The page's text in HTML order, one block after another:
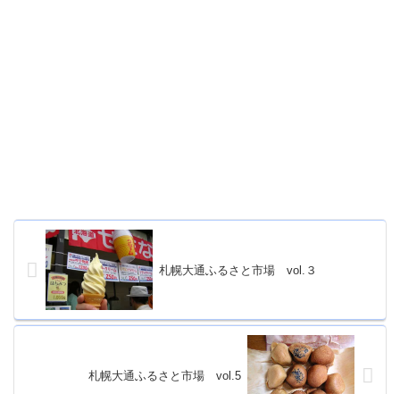
札幌大通ふるさと市場 vol.３
札幌大通ふるさと市場 vol.5